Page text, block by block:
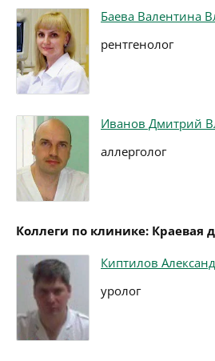
Баева Валентина
рентгенолог
Иванов Дмитрий
аллерголог
Коллеги по клинике: Краевая
Киптилов
уролог